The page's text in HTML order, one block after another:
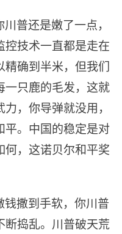
普还是嫩了一点，
技术一直都是走在
精确到半米，但我们
一只鹿的毛发，这就
，你导弹就没用，
平。中国的稳定是对
何，这诺贝尔和平奖
撒到手软，你川普
断捣乱。川普破天荒